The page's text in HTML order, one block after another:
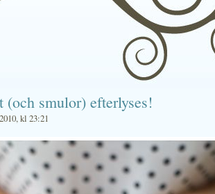
(och smulor) efterlyses!
kl 23:21